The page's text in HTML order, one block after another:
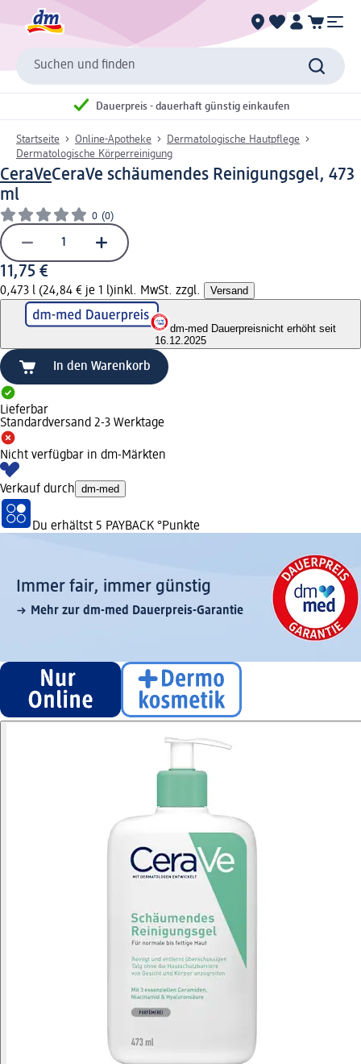
Suchen und finden
Dauerpreis - dauerhaft günstig einkaufen
Startseite Online-Apotheke
Dermatologische Hautpflege
Dermatologische Körperreinigung
CeraVeCeraVe schäumendes Reinigungsgel, 473
ml
0 (0)
11,75 €
0,473 l (24,84 € je 1 l)inkl. MwSt. zzgl. Versand
dm-med Dauerpreisnicht erhöht seit
16.12.2025
In den Warenkorb
Lieferbar
Standardversand 2-3 Werktage
Nicht verfügbar in dm-Märkten
Verkauf durch dm-med
Du erhältst 5 PAYBACK °Punkte
Immer fair,­ immer günstig
Mehr zur dm-med Dauerpreis-Garantie